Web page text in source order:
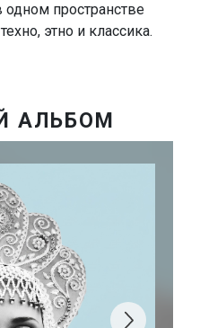
одном пространстве
этно и классика.
АЛЬБОМ